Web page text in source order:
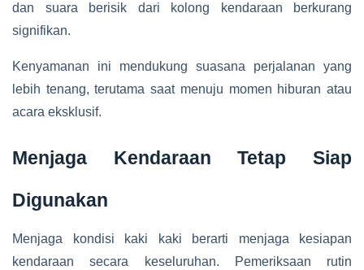
dan suara berisik dari kolong kendaraan berkurang
signifikan.
Kenyamanan ini mendukung suasana perjalanan yang
lebih tenang, terutama saat menuju momen hiburan atau
acara eksklusif.
Menjaga Kendaraan Tetap Siap
Digunakan
Menjaga kondisi kaki kaki berarti menjaga kesiapan
kendaraan secara keseluruhan. Pemeriksaan rutin